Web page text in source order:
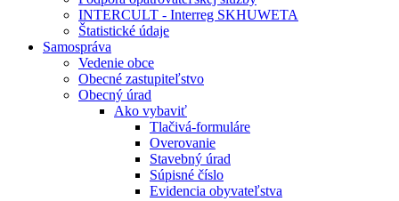
INTERCULT - Interreg SKHUWETA
Štatistické údaje
Samospráva
Vedenie obce
Obecné zastupiteľstvo
Obecný úrad
Ako vybaviť
Tlačivá-formuláre
Overovanie
Stavebný úrad
Súpisné číslo
Evidencia obyvateľstva